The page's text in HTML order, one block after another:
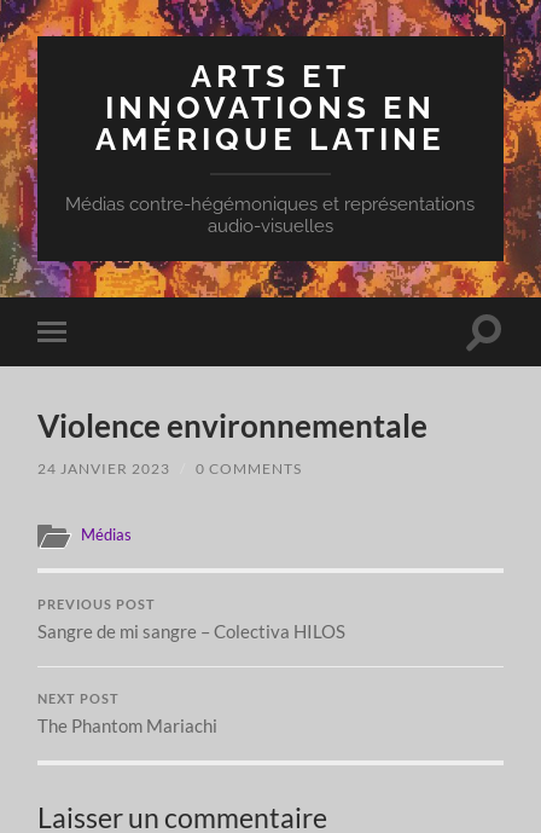
ARTS ET
INNOVATIONS EN
AMÉRIQUE LATINE
Médias contre-hégémoniques et représentations
audio-visuelles
Toggle
mobile
Toggle
Violence environnementale
24 JANVIER 2023 0 COMMENTS
Médias
PREVIOUS POST
Sangre de mi sangre – Colectiva HILOS
NEXT POST
The Phantom Mariachi
Laisser un commentaire